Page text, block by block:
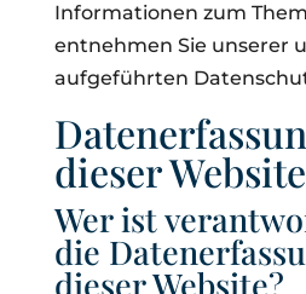
Informationen zum
entnehmen Sie unserer
aufgeführten
dieser Website
Wer ist
die
dieser Website?